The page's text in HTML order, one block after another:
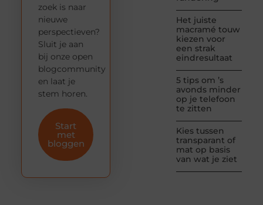
Het juiste
macramé touw
kiezen voor
een strak
eindresultaat
5 tips om ’s
avonds minder
op je telefoon
te zitten
Kies tussen
transparant of
mat op basis
van wat je ziet
zoek is naar
nieuwe
perspectieven?
Sluit je aan
bij onze open
blogcommunity
en laat je
stem horen.
Start
met
bloggen